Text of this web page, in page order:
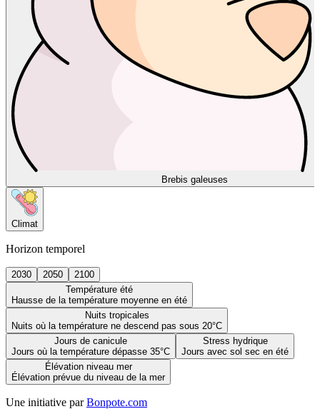
Brebis galeuses
Climat
Horizon temporel
2030 2050
2100
Température été
Hausse de la température moyenne en été
Nuits tropicales
Nuits où la température ne descend pas sous 20°C
Jours de canicule
Jours où la température dépasse 35°C
Stress hydrique
Jours avec sol sec en été
Élévation niveau mer
Élévation prévue du niveau de la mer
Une initiative par Bonpote.com